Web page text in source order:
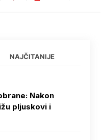
NAJČITANIJE
Nakon
pljuskovi i